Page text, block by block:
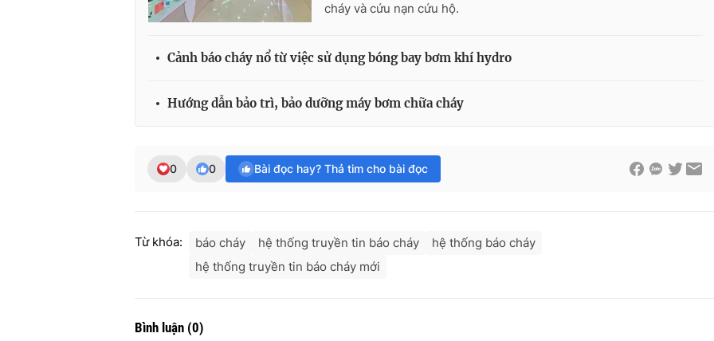
cháy và cứu nạn cứu hộ.
Cảnh báo cháy nổ từ việc sử dụng bóng bay bơm khí hydro
Hướng dẫn bảo trì, bảo dưỡng máy bơm chữa cháy
0 0 Bài đọc hay? Thả tim cho bài đọc
Từ khóa: báo cháy hệ thống truyền tin báo cháy
hệ thống báo cháy
hệ thống truyền tin báo cháy mới
Bình luận (0)